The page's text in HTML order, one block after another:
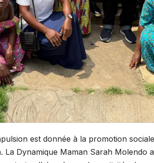
est donnée à la promotion
La Dynamique Maman Sarah Molendo